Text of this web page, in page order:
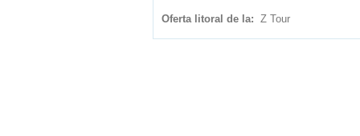
Oferta litoral de la: Z Tour